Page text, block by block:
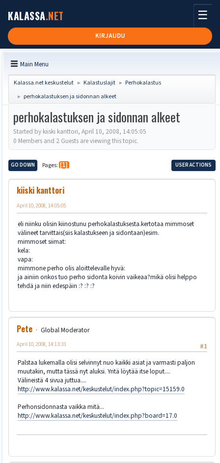
KALASSA.NET
KIRJAUDU
☰
Main Menu
Kalassa.net keskustelut ► Kalastuslajit ► Perhokalastus
► perhokalastuksen ja sidonnan alkeet
perhokalastuksen ja sidonnan alkeet
Started by kiiski kanttori, April 10, 2008, 14:05:05
0 Members and 2 Guests are viewing this topic.
GO DOWN Pages 1 USER ACTIONS
kiiski kanttori
April 10, 2008, 14:05:05
eli niinku olisin kiinostunu perhokalastuksesta.kertotaa mimmoset
välineet tarvittais(siis kalastukseen ja sidontaan)esim.
mimmoset siimat:
kela:
vapa:
mimmone perho olis aloittelevalle hyvä:
ja ainiin onkos tuo perho sidonta koivin vaikeaa?mikä olisi helppo
tehdä ja niin edespäin :? :? :?
Pete
Global Moderator
#1
April 10, 2008, 14:13:33
Palstaa lukemalla olisi selvinnyt nuo kaikki asiat ja varmasti paljon
muutakin, mutta tässä nyt aluksi. Yritä löytää itse loput....
Välineistä 4 sivua juttua....
http://www.kalassa.net/keskustelut/index.php?topic=15159.0
Perhonsidonnasta vaikka mitä...
http://www.kalassa.net/keskustelut/index.php?board=17.0